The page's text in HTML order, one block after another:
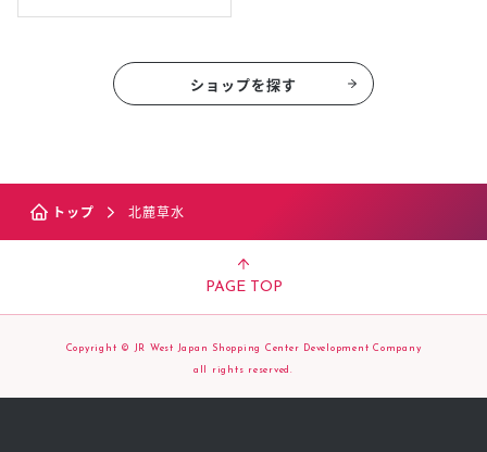
ショップを探す
トップ 北麓草水
PAGE TOP
Copyright © JR West Japan Shopping Center Development Company
all rights reserved.